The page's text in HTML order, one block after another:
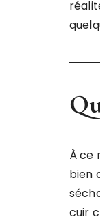
À ce
bien
cuir